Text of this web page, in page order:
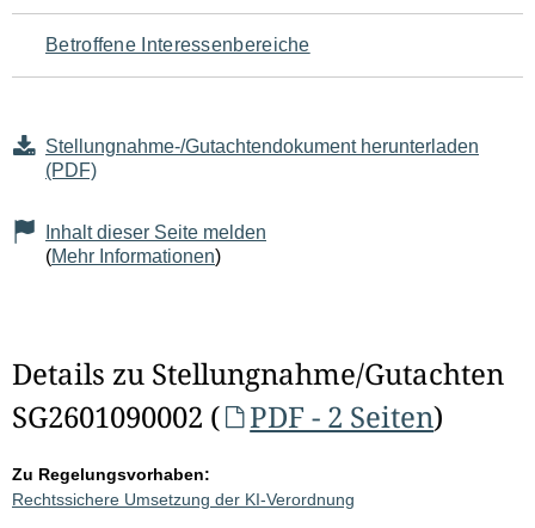
für
den
Seiteninhalt
Betroffene Interessenbereiche
Stellungnahme-/Gutachtendokument herunterladen
(PDF)
Inhalt dieser Seite melden
(Mehr Informationen)
Details zu Stellungnahme/Gutachten
SG2601090002 (
PDF - 2 Seiten)
Zu Regelungsvorhaben:
Rechtssichere Umsetzung der KI-Verordnung